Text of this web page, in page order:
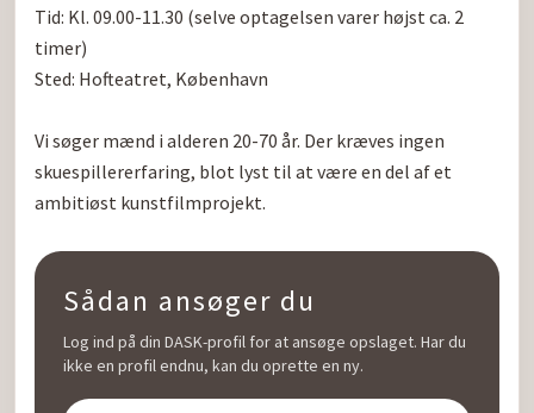
Tid: Kl. 09.00-11.30 (selve optagelsen varer højst ca. 2
timer)
Sted: Hofteatret, København
Vi søger mænd i alderen 20-70 år. Der kræves ingen
skuespillererfaring, blot lyst til at være en del af et
ambitiøst kunstfilmprojekt.
Sådan ansøger du
Log ind på din DASK-profil for at ansøge opslaget. Har du
ikke en profil endnu, kan du oprette en ny.